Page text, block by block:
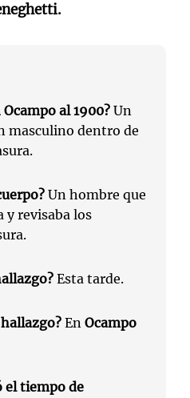
al 1900? Un
masculino dentro de
Un hombre que
y revisaba los
Esta tarde.
En Ocampo
el tiempo de